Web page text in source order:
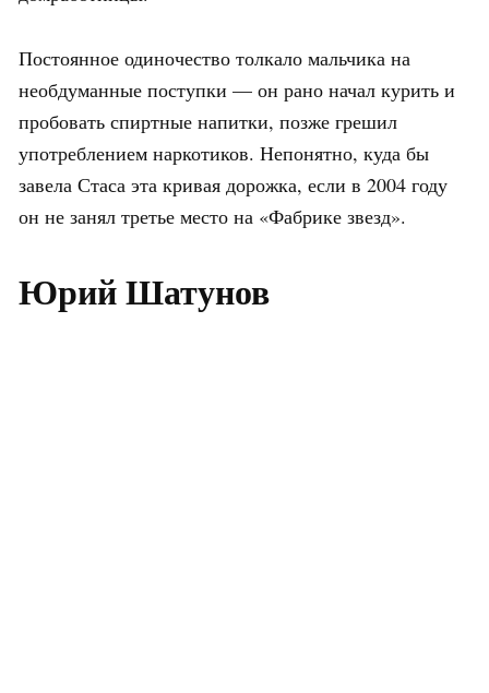
Постоянное одиночество толкало мальчика на
необдуманные поступки — он рано начал курить и
пробовать спиртные напитки, позже грешил
употреблением наркотиков. Непонятно, куда бы
завела Стаса эта кривая дорожка, если в 2004 году
он не занял третье место на «Фабрике звезд».
Юрий Шатунов